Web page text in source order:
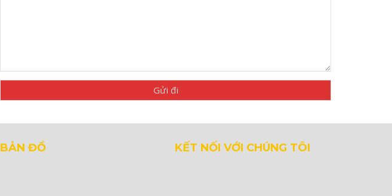
BẢN ĐỒ KẾT NỐI VỚI CHÚNG TÔI